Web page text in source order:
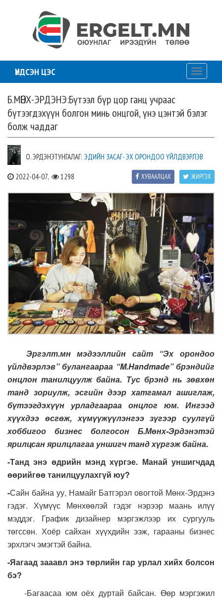
ҮНДСЭН ЦЭС
Toggle
Б.МӨНХ-ЭРДЭНЭ:Бүтээл бүр цор ганц учраас
бүтээгдэхүүн болгон минь онцгой, үнэ цэнтэй бэлэг
болж чаддаг
О. ЭРДЭНЭТУНГАЛАГ: ЭДИЙН ЗАСАГ- ЭХ ОРОНДОО ҮЙЛДВЭРЛЭВ
2022-04-07, 1298 ЖИРГЭХ
ХУВААЛЦАХ
Эргэлт.мн мэдээллийн сайт “Эх орондоо
үйлдвэрлэв” булангаараа “M.Handmade” брэндийг
онцлон танилцуулж байна. Тус брэнд нь зөвхөн
танд зориулж, эсгийн дээр хатгамал ашиглаж,
бүтээгдэхүүн урладгаараа онцлог юм. Ингээд
хүүхдээ өсгөж, хүмүүжүүлэнгээ зүгээр суулгүй
хоббигоо бизнес болгосон Б.Мөнх-Эрдэнэтэй
ярилцсан ярилцлагаа уншигч танд хүргэж байна.
-Танд энэ өдрийн мэнд хүргэе. Манай уншигчдад
өөрийгөө танилцуулахгүй юу?
-Сайн байна уу, Намайг Батгэрэл овогтой Мөнх-Эрдэнэ
гэдэг. Хүмүүс Мөнхөөлэй гэдэг нэрээр маань илүү
мэддэг. График дизайнер мэргэжлээр их сургууль
төгссөн. Хоёр сайхан хүүхдийн ээж, гарааны бизнес
эрхлэгч эмэгтэй байна.
-Яагаад зааавл энэ төрлийн гар урлал хийх болсон
бэ?
-Багаасаа юм оёх дуртай байсан. Өөр мэргэжил